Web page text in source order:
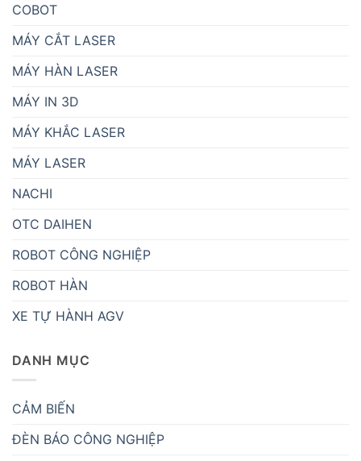
COBOT
MÁY CẮT LASER
MÁY HÀN LASER
MÁY IN 3D
MÁY KHẮC LASER
MÁY LASER
NACHI
OTC DAIHEN
ROBOT CÔNG NGHIỆP
ROBOT HÀN
XE TỰ HÀNH AGV
DANH MỤC
CẢM BIẾN
ĐÈN BÁO CÔNG NGHIỆP